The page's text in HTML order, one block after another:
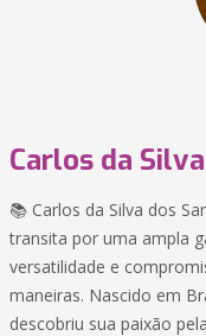
Carlos da
📚 Carlos da Silva dos
transita por uma ampla
versatilidade e
maneiras. Nascido em
descobriu sua paixão